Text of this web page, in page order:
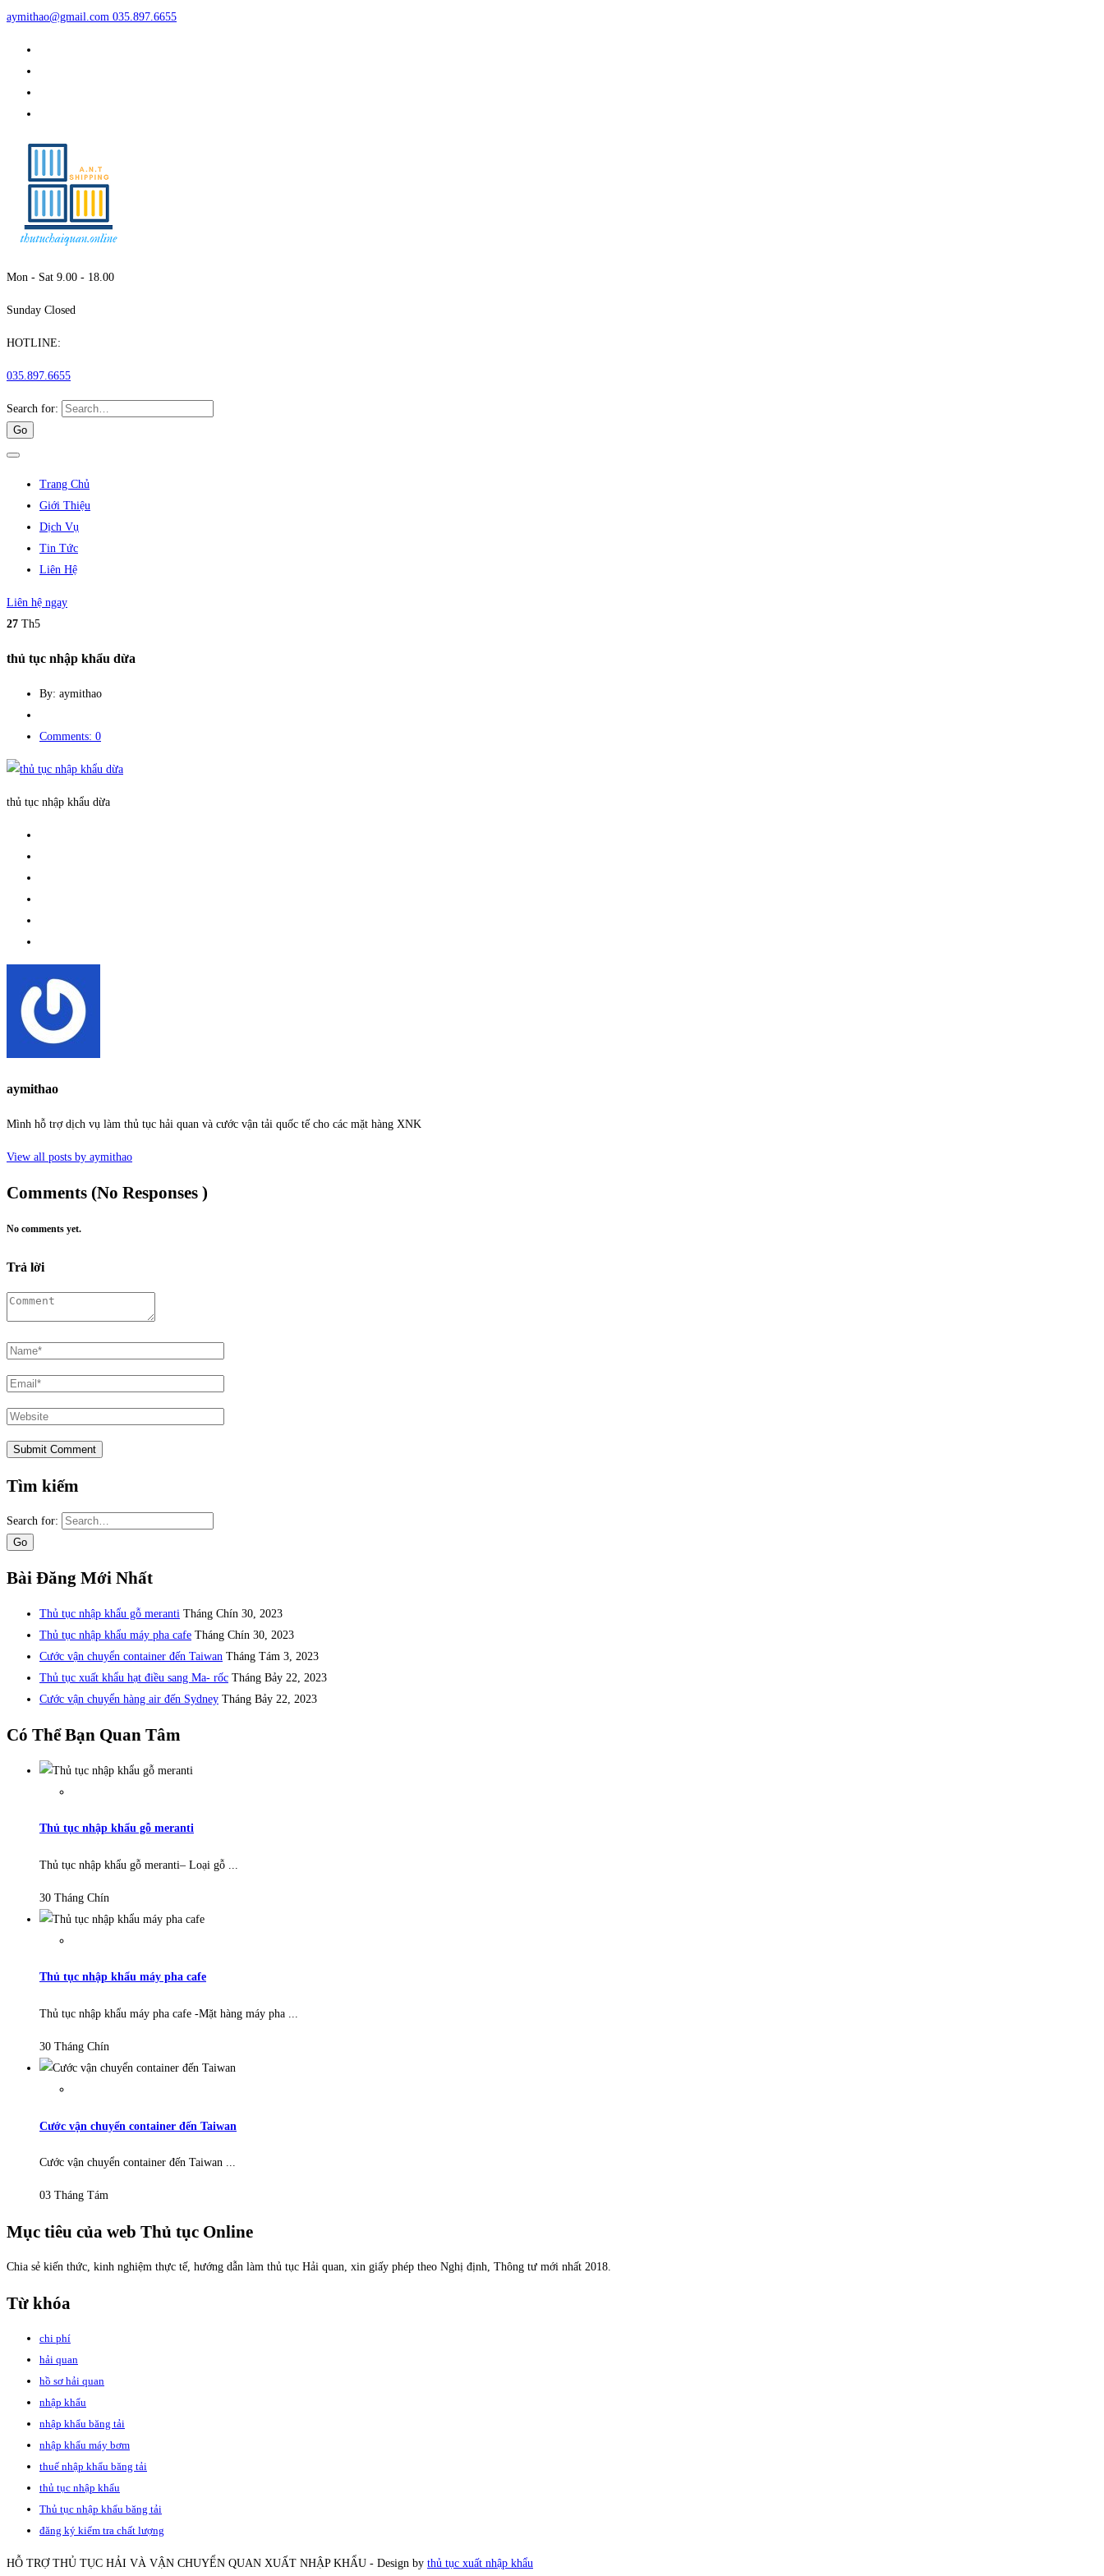
aymithao@gmail.com 035.897.6655
Mon - Sat 9.00 - 18.00
Sunday Closed
HOTLINE:
035.897.6655
Search for:
Trang Chủ
Giới Thiệu
Dịch Vụ
Tin Tức
Liên Hệ
Liên hệ ngay
27 Th5
thủ tục nhập khẩu dừa
By: aymithao
Comments: 0
thủ tục nhập khẩu dừa
aymithao
Mình hỗ trợ dịch vụ làm thủ tục hải quan và cước vận tải quốc tế cho các mặt hàng XNK
View all posts by aymithao
Comments (No Responses )
No comments yet.
Trả lời
Tìm kiếm
Search for:
Bài Đăng Mới Nhất
Thủ tục nhập khẩu gỗ meranti Tháng Chín 30, 2023
Thủ tục nhập khẩu máy pha cafe Tháng Chín 30, 2023
Cước vận chuyển container đến Taiwan Tháng Tám 3, 2023
Thủ tục xuất khẩu hạt điều sang Ma- rốc Tháng Bảy 22, 2023
Cước vận chuyển hàng air đến Sydney Tháng Bảy 22, 2023
Có Thể Bạn Quan Tâm
Thủ tục nhập khẩu gỗ meranti
Thủ tục nhập khẩu gỗ meranti– Loại gỗ ...
30 Tháng Chín
Thủ tục nhập khẩu máy pha cafe
Thủ tục nhập khẩu máy pha cafe -Mặt hàng máy pha ...
30 Tháng Chín
Cước vận chuyển container đến Taiwan
Cước vận chuyển container đến Taiwan ...
03 Tháng Tám
Mục tiêu của web Thủ tục Online
Chia sẻ kiến thức, kinh nghiệm thực tế, hướng dẫn làm thủ tục Hải quan, xin giấy phép theo Nghị định, Thông tư mới nhất 2018.
Từ khóa
chi phí
hải quan
hồ sơ hải quan
nhập khẩu
nhập khẩu băng tải
nhập khẩu máy bơm
thuế nhập khẩu băng tải
thủ tục nhập khẩu
Thủ tục nhập khẩu băng tải
đăng ký kiểm tra chất lượng
HỖ TRỢ THỦ TỤC HẢI VÀ VẬN CHUYỂN QUAN XUẤT NHẬP KHẨU - Design by thủ tục xuất nhập khẩu